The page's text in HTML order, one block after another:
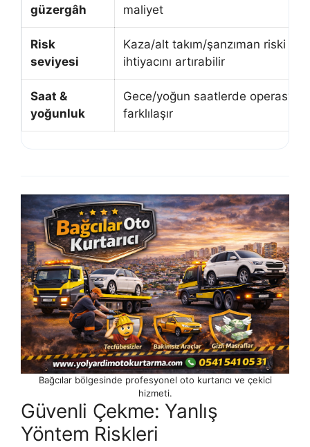
güzergâh
maliyet
Risk
seviyesi
Kaza/alt takım/şanzıman riski
ihtiyacını artırabilir
Saat &
yoğunluk
Gece/yoğun saatlerde operasyon
farklılaşır
Bağcılar bölgesinde profesyonel oto kurtarıcı ve çekici
hizmeti.
Güvenli Çekme: Yanlış
Yöntem Riskleri